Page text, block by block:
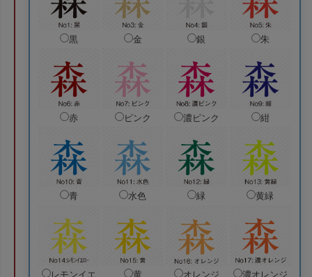
黒 金 銀 朱
赤 ピンク 濃ピンク 紺
青 水色 緑 黄緑
レモンイエ 黄 オレンジ 濃オレンジ